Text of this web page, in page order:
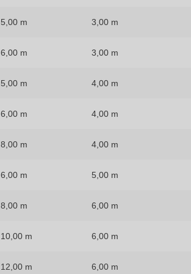
5,00 m 3,00 m
6,00 m 3,00 m
5,00 m 4,00 m
6,00 m 4,00 m
8,00 m 4,00 m
6,00 m 5,00 m
8,00 m 6,00 m
10,00 m 6,00 m
12,00 m 6,00 m